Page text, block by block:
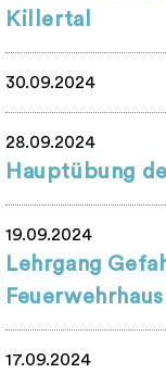
Killertal
30.09.2024
28.09.2024
Hauptübung
19.09.2024
Lehrgang
17.09.2024